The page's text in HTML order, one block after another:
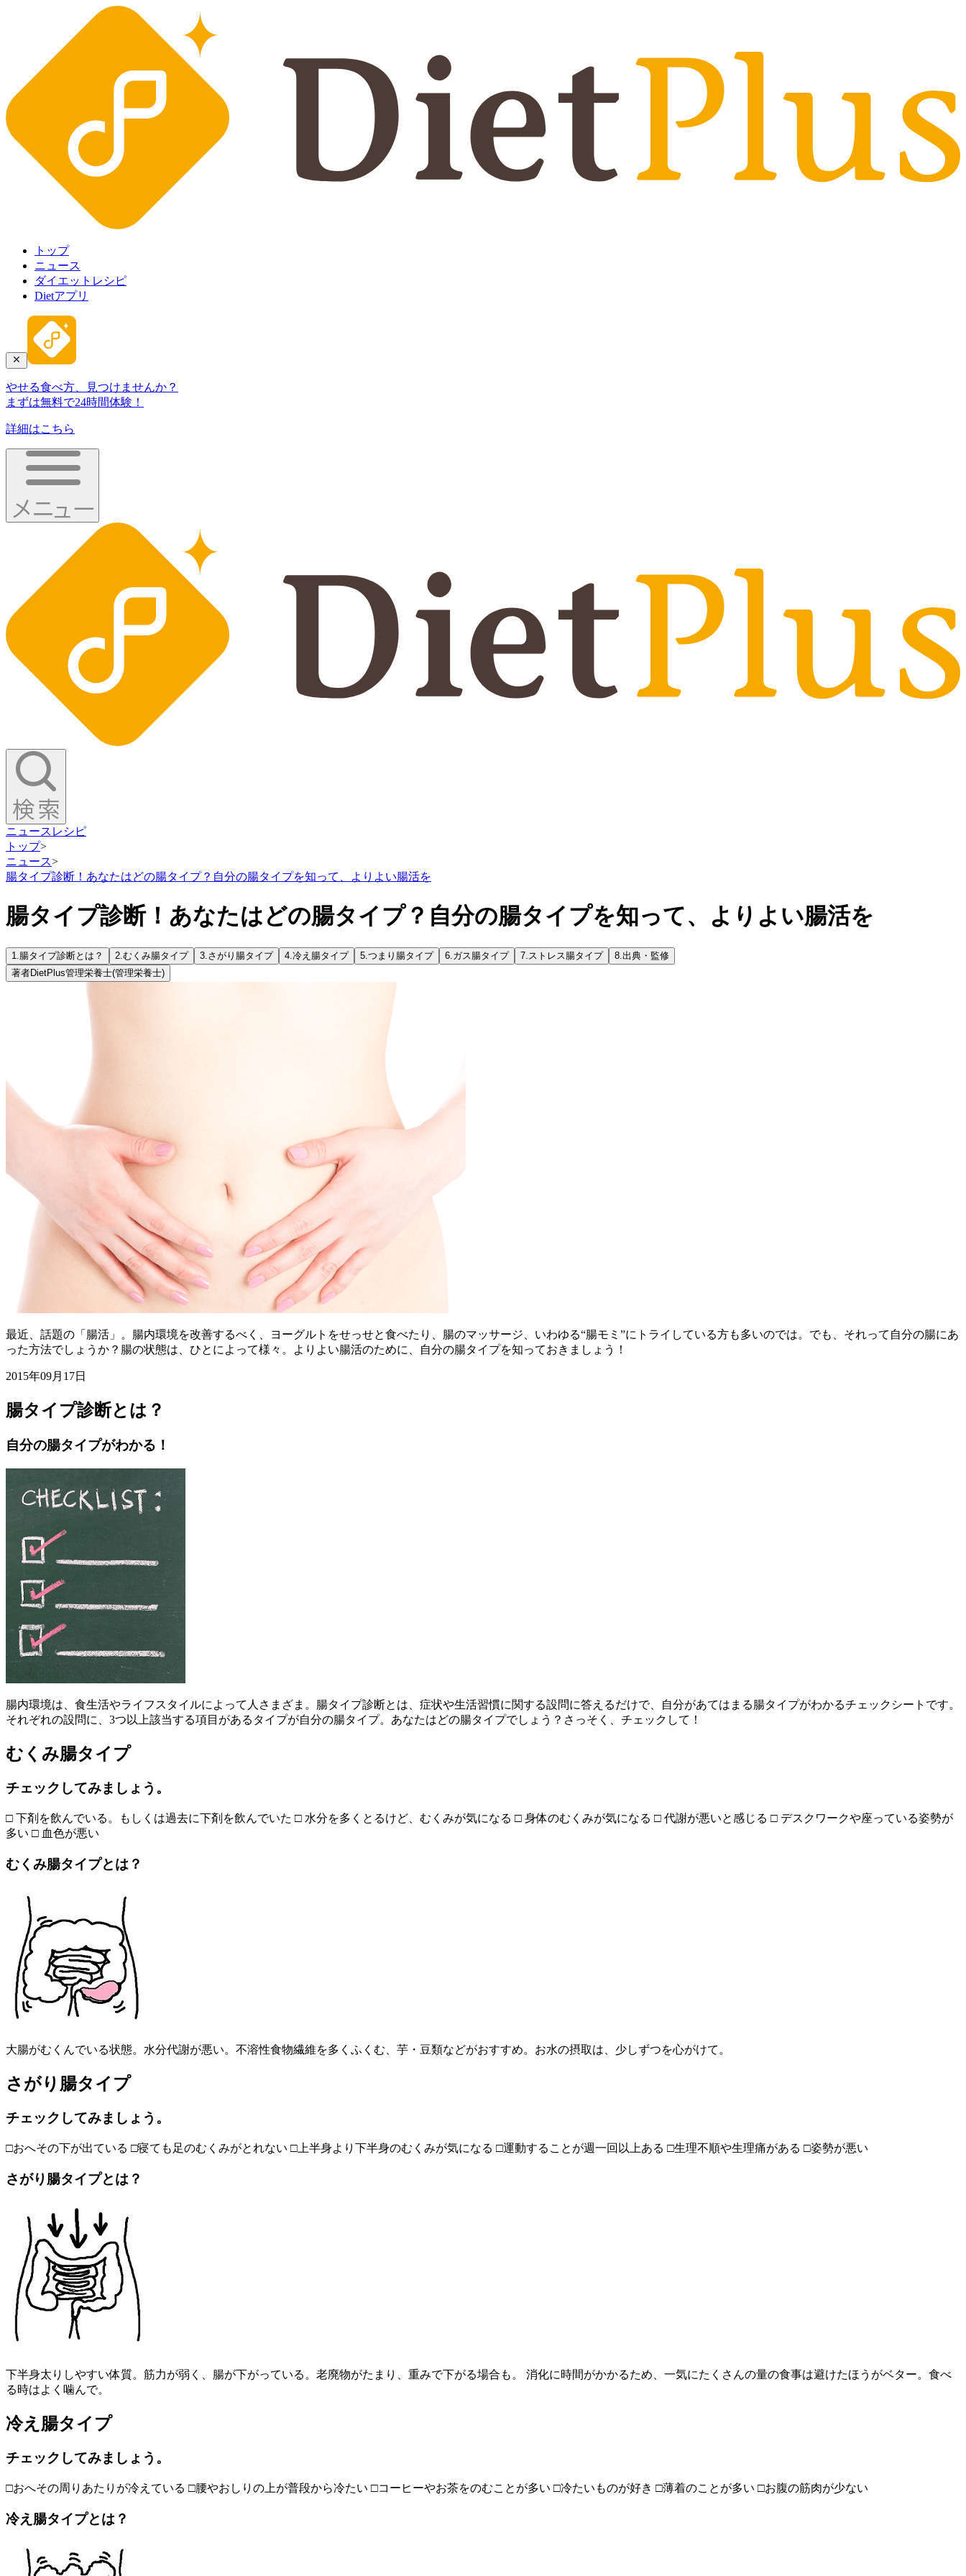
トップ
ニュース
ダイエットレシピ
Dietアプリ
やせる食べ方、見つけませんか？
まずは無料で24時間体験！
詳細はこちら
ニュース レシピ
トップ>
ニュース>
腸タイプ診断！あなたはどの腸タイプ？自分の腸タイプを知って、よりよい腸活を
腸タイプ診断！あなたはどの腸タイプ？自分の腸タイプを知って、よりよい腸活を
1.腸タイプ診断とは？ 2.むくみ腸タイプ 3.さがり腸タイプ 4.冷え腸タイプ 5.つまり腸タイプ 6.ガス腸タイプ 7.ストレス腸タイプ 8.出典・監修
著者DietPlus管理栄養士(管理栄養士)
最近、話題の「腸活」。腸内環境を改善するべく、ヨーグルトをせっせと食べたり、腸のマッサージ、いわゆる“腸モミ”にトライしている方も多いのでは。でも、それって自分の腸にあ
った方法でしょうか？腸の状態は、ひとによって様々。よりよい腸活のために、自分の腸タイプを知っておきましょう！
2015年09月17日
腸タイプ診断とは？
自分の腸タイプがわかる！
腸内環境は、食生活やライフスタイルによって人さまざま。腸タイプ診断とは、症状や生活習慣に関する設問に答えるだけで、自分があてはまる腸タイプがわかるチェックシートです。
それぞれの設問に、3つ以上該当する項目があるタイプが自分の腸タイプ。あなたはどの腸タイプでしょう？さっそく、チェックして！
むくみ腸タイプ
チェックしてみましょう。
□ 下剤を飲んでいる。もしくは過去に下剤を飲んでいた □ 水分を多くとるけど、むくみが気になる □ 身体のむくみが気になる □ 代謝が悪いと感じる □ デスクワークや座っている姿勢が
多い □ 血色が悪い
むくみ腸タイプとは？
大腸がむくんでいる状態。水分代謝が悪い。不溶性食物繊維を多くふくむ、芋・豆類などがおすすめ。お水の摂取は、少しずつを心がけて。
さがり腸タイプ
チェックしてみましょう。
□おへその下が出ている □寝ても足のむくみがとれない □上半身より下半身のむくみが気になる □運動することが週一回以上ある □生理不順や生理痛がある □姿勢が悪い
さがり腸タイプとは？
下半身太りしやすい体質。筋力が弱く、腸が下がっている。老廃物がたまり、重みで下がる場合も。 消化に時間がかかるため、一気にたくさんの量の食事は避けたほうがベター。食べ
る時はよく噛んで。
冷え腸タイプ
チェックしてみましょう。
□おへその周りあたりが冷えている □腰やおしりの上が普段から冷たい □コーヒーやお茶をのむことが多い □冷たいものが好き □薄着のことが多い □お腹の筋肉が少ない
冷え腸タイプとは？